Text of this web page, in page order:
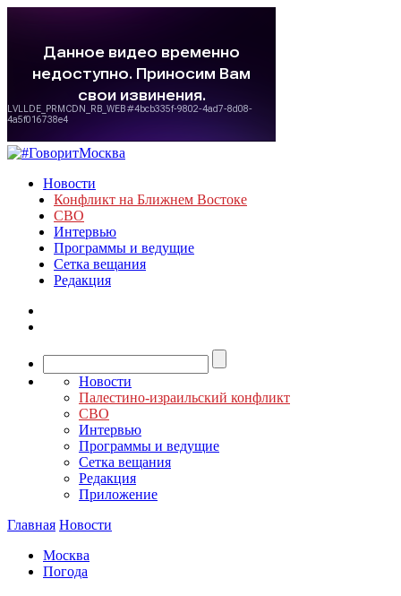
Новости
Конфликт на Ближнем Востоке
СВО
Интервью
Программы и ведущие
Сетка вещания
Редакция
Новости
Палестино-израильский конфликт
СВО
Интервью
Программы и ведущие
Сетка вещания
Редакция
Приложение
Главная Новости
Москва
Погода